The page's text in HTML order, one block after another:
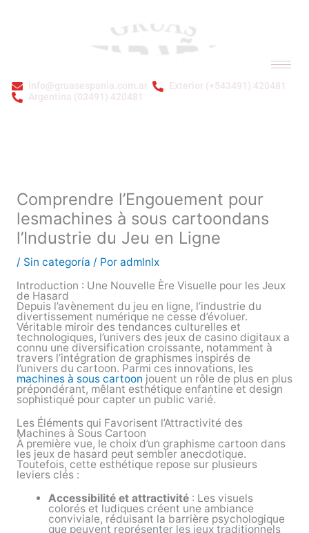
info@gruasespania.com.ar
Exterior (+543491) 420481
Argentina (03491) 420481
Comprendre l’Engouement pour
lesmachines à sous cartoondans
l’Industrie du Jeu en Ligne
/ Sin categoría / Por admlnlx
Introduction : Une Nouvelle Ère Visuelle pour les Jeux
de Hasard
Depuis l’avènement du jeu en ligne, l’industrie du
divertissement numérique ne cesse d’évoluer.
Véritable miroir des tendances culturelles et
technologiques, l’univers des jeux de casino digitaux a
connu une diversification croissante, notamment à
travers l’intégration de graphismes inspirés de
l’univers du cartoon. Parmi ces innovations, les
machines à sous cartoon jouent un rôle de plus en plus
prépondérant, mêlant esthétique enfantine et design
sophistiqué pour capter un public varié.
Les Éléments qui Favorisent l’Attractivité des
Machines à Sous Cartoon
À première vue, le choix d’un graphisme cartoon dans
les jeux de hasard peut sembler anecdotique.
Toutefois, cette esthétique repose sur plusieurs
leviers clés :
Accessibilité et attractivité : Les visuels
colorés et ludiques créent une ambiance
conviviale, réduisant la barrière psychologique
que peuvent représenter les jeux traditionnels